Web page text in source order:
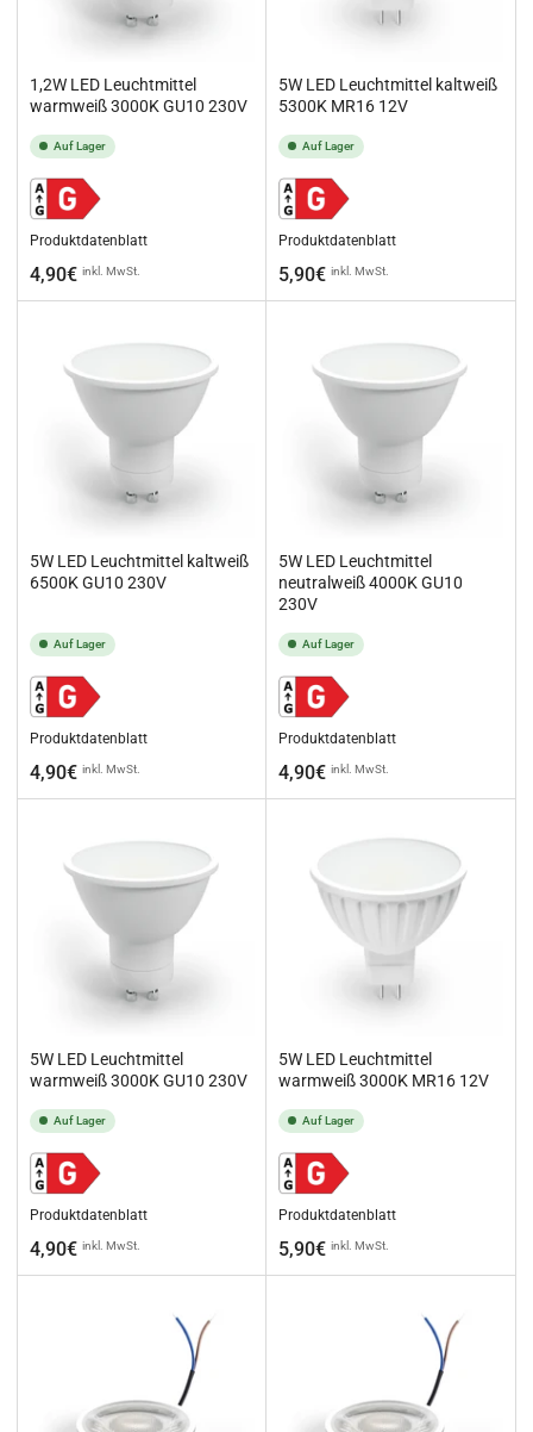
1,2W LED Leuchtmittel
warmweiß 3000K GU10 230V
Auf Lager
Produktdatenblatt
Normaler
Preis
4,90€ inkl. MwSt.
5W LED Leuchtmittel kaltweiß
5300K MR16 12V
Auf Lager
Produktdatenblatt
Normaler
Preis
5,90€ inkl. MwSt.
5W LED Leuchtmittel kaltweiß
6500K GU10 230V
Auf Lager
Produktdatenblatt
Normaler
Preis
4,90€ inkl. MwSt.
5W LED Leuchtmittel
neutralweiß 4000K GU10
230V
Auf Lager
Produktdatenblatt
Normaler
Preis
4,90€ inkl. MwSt.
5W LED Leuchtmittel
warmweiß 3000K GU10 230V
Auf Lager
Produktdatenblatt
Normaler
Preis
4,90€ inkl. MwSt.
5W LED Leuchtmittel
warmweiß 3000K MR16 12V
Auf Lager
Produktdatenblatt
Normaler
Preis
5,90€ inkl. MwSt.